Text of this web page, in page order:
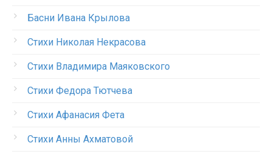
Басни Ивана Крылова
Стихи Николая Некрасова
Стихи Владимира Маяковского
Стихи Федора Тютчева
Стихи Афанасия Фета
Стихи Анны Ахматовой